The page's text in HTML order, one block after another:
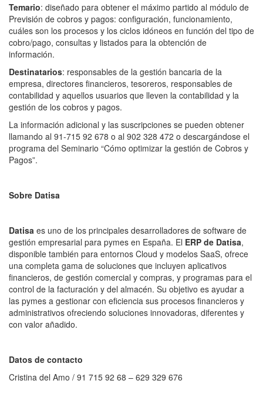
Temario: diseñado para obtener el máximo partido al módulo de
Previsión de cobros y pagos: configuración, funcionamiento,
cuáles son los procesos y los ciclos idóneos en función del tipo de
cobro/pago, consultas y listados para la obtención de
información.
Destinatarios: responsables de la gestión bancaria de la
empresa, directores financieros, tesoreros, responsables de
contabilidad y aquellos usuarios que lleven la contabilidad y la
gestión de los cobros y pagos.
La información adicional y las suscripciones se pueden obtener
llamando al 91-715 92 678 o al 902 328 472 o descargándose el
programa del Seminario “Cómo optimizar la gestión de Cobros y
Pagos”.
Sobre Datisa
Datisa es uno de los principales desarrolladores de software de
gestión empresarial para pymes en España. El ERP de Datisa,
disponible también para entornos Cloud y modelos SaaS, ofrece
una completa gama de soluciones que incluyen aplicativos
financieros, de gestión comercial y compras, y programas para el
control de la facturación y del almacén. Su objetivo es ayudar a
las pymes a gestionar con eficiencia sus procesos financieros y
administrativos ofreciendo soluciones innovadoras, diferentes y
con valor añadido.
Datos de contacto
Cristina del Amo / 91 715 92 68 – 629 329 676